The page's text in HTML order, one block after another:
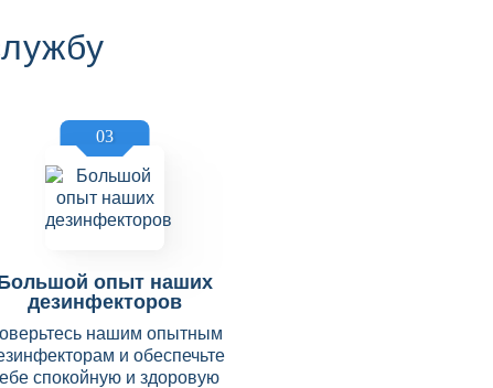
03
опыт наших
дезинфекторов
нашим опытным
и обеспечьте
спокойную и здоровую